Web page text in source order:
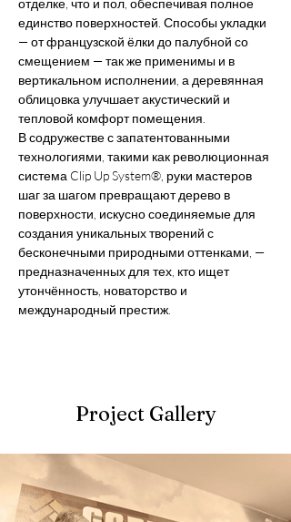
отделке, что и пол, обеспечивая полное
единство поверхностей. Способы укладки
— от французской ёлки до палубной со
смещением — так же применимы и в
вертикальном исполнении, а деревянная
облицовка улучшает акустический и
тепловой комфорт помещения.
В содружестве с запатентованными
технологиями, такими как революционная
система Clip Up System®, руки мастеров
шаг за шагом превращают дерево в
поверхности, искусно соединяемые для
создания уникальных творений с
бесконечными природными оттенками, —
предназначенных для тех, кто ищет
утончённость, новаторство и
международный престиж.
Project Gallery